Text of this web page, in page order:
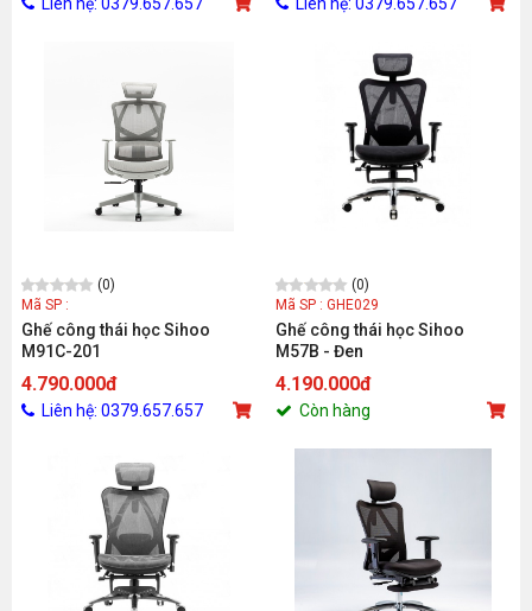
(0)
Mã SP :
Ghế công thái học Sihoo
M91C-201
4.790.000đ
Liên hệ: 0379.657.657
(0)
Mã SP : GHE029
Ghế công thái học Sihoo
M57B - Đen
4.190.000đ
Còn hàng